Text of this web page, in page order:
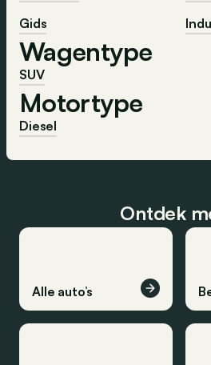
Gids
Wagentype
SUV
Motortype
Diesel
Ontdek
Alle auto’s